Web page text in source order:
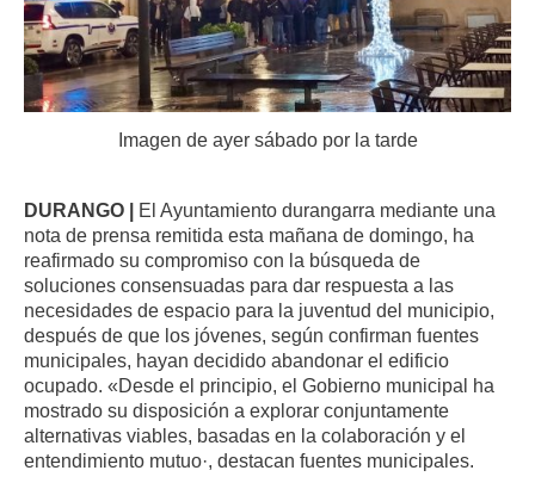
Imagen de ayer sábado por la tarde
DURANGO | El Ayuntamiento durangarra mediante una
nota de prensa remitida esta mañana de domingo, ha
reafirmado su compromiso con la búsqueda de
soluciones consensuadas para dar respuesta a las
necesidades de espacio para la juventud del municipio,
después de que los jóvenes, según confirman fuentes
municipales, hayan decidido abandonar el edificio
ocupado. «Desde el principio, el Gobierno municipal ha
mostrado su disposición a explorar conjuntamente
alternativas viables, basadas en la colaboración y el
entendimiento mutuo·, destacan fuentes municipales.